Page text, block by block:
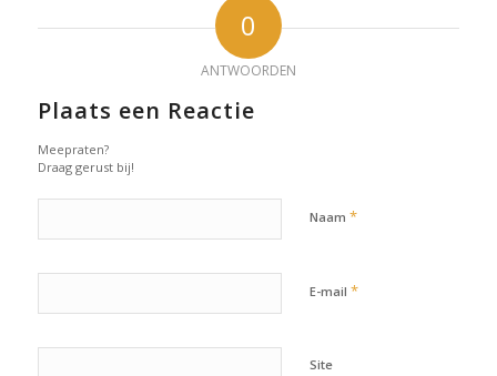
0
ANTWOORDEN
Plaats een Reactie
Meepraten?
Draag gerust bij!
Naam *
E-mail *
Site